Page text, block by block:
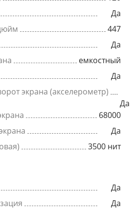
Да
447
Да
емкостный
Да
экрана (акселерометр)
Да
68000
Да
3500 нит
Да
Да